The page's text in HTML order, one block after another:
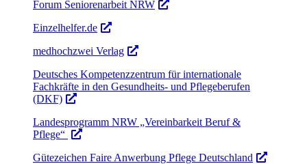
Forum Seniorenarbeit NRW
Einzelhelfer.de
medhochzwei Verlag
Deutsches Kompetenzzentrum für internationale
Fachkräfte in den Gesundheits- und Pflegeberufen
(DKF)
Landesprogramm NRW „Vereinbarkeit Beruf &
Pflege“
Gütezeichen Faire Anwerbung Pflege Deutschland